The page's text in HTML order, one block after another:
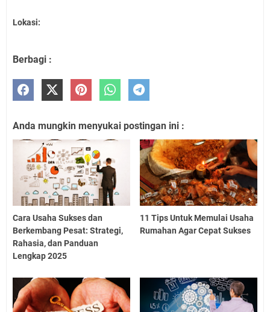
Lokasi:
Berbagi :
Anda mungkin menyukai postingan ini :
Cara Usaha Sukses dan
Berkembang Pesat: Strategi,
Rahasia, dan Panduan
Lengkap 2025
11 Tips Untuk Memulai Usaha
Rumahan Agar Cepat Sukses